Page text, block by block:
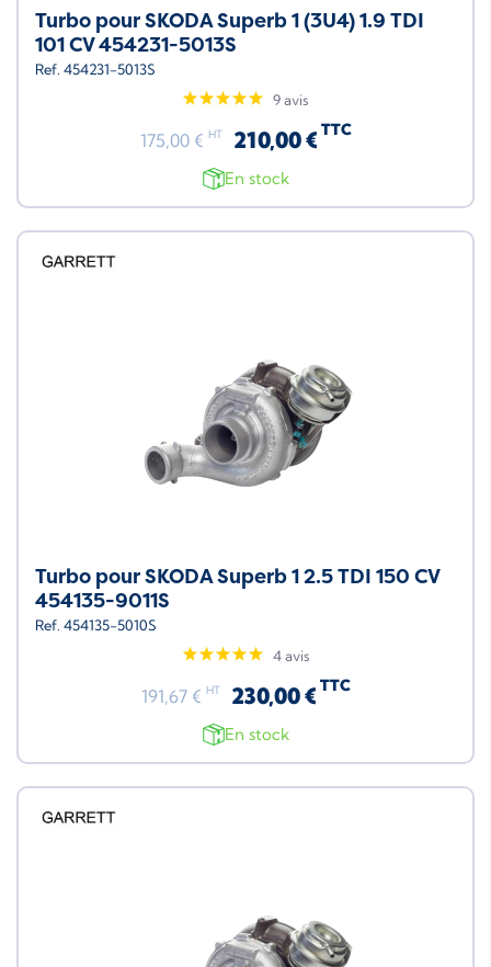
Turbo pour SKODA Superb 1 (3U4) 1.9 TDI
101 CV 454231-5013S
Ref. 454231-5013S
9 avis
175,00 € HT 210,00 € TTC
En stock
Turbo pour SKODA Superb 1 2.5 TDI 150 CV
454135-9011S
Ref. 454135-5010S
4 avis
191,67 € HT 230,00 € TTC
En stock